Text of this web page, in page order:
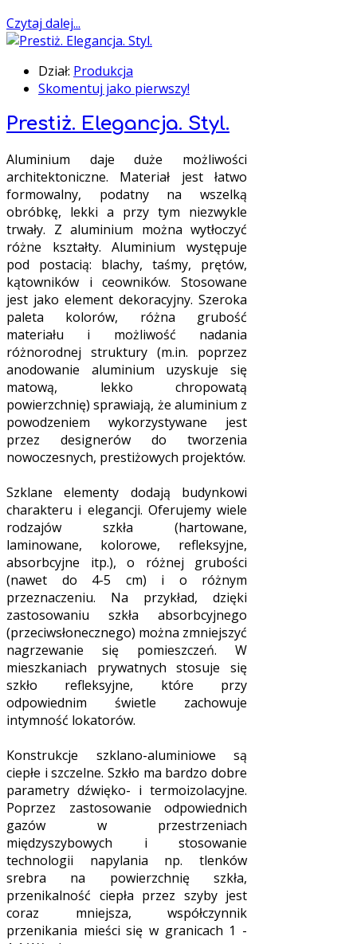
Czytaj dalej...
Dział: Produkcja
Skomentuj jako pierwszy!
Prestiż. Elegancja. Styl.
Aluminium daje duże możliwości
architektoniczne. Materiał jest łatwo
formowalny, podatny na wszelką
obróbkę, lekki a przy tym niezwykle
trwały. Z aluminium można wytłoczyć
różne kształty. Aluminium występuje
pod postacią: blachy, taśmy, prętów,
kątowników i ceowników. Stosowane
jest jako element dekoracyjny. Szeroka
paleta kolorów, różna grubość
materiału i możliwość nadania
różnorodnej struktury (m.in. poprzez
anodowanie aluminium uzyskuje się
matową, lekko chropowatą
powierzchnię) sprawiają, że aluminium z
powodzeniem wykorzystywane jest
przez designerów do tworzenia
nowoczesnych, prestiżowych projektów.
Szklane elementy dodają budynkowi
charakteru i elegancji. Oferujemy wiele
rodzajów szkła (hartowane,
laminowane, kolorowe, refleksyjne,
absorbcyjne itp.), o różnej grubości
(nawet do 4-5 cm) i o różnym
przeznaczeniu. Na przykład, dzięki
zastosowaniu szkła absorbcyjnego
(przeciwsłonecznego) można zmniejszyć
nagrzewanie się pomieszczeń. W
mieszkaniach prywatnych stosuje się
szkło refleksyjne, które przy
odpowiednim świetle zachowuje
intymność lokatorów.
Konstrukcje szklano-aluminiowe są
ciepłe i szczelne. Szkło ma bardzo dobre
parametry dźwięko- i termoizolacyjne.
Poprzez zastosowanie odpowiednich
gazów w przestrzeniach
międzyszybowych i stosowanie
technologii napylania np. tlenków
srebra na powierzchnię szkła,
przenikalność ciepła przez szyby jest
coraz mniejsza, współczynnik
przenikania mieści się w granicach 1 -